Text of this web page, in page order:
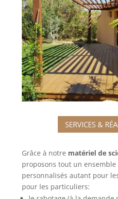
SERVICES &
Grâce à notre matériel de
proposons tout un ensemble
personnalisés autant pour
pour les particuliers: